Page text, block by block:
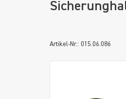
Artikel-Nr.: 015.06.086